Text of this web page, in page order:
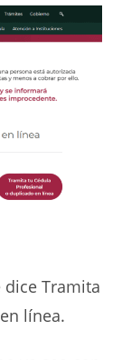
Tramita
línea.